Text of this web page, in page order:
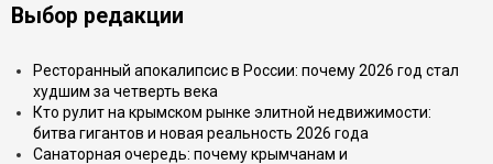
Выбор редакции
Ресторанный апокалипсис в России: почему 2026 год стал
худшим за четверть века
Кто рулит на крымском рынке элитной недвижимости:
битва гигантов и новая реальность 2026 года
Санаторная очередь: почему крымчанам и